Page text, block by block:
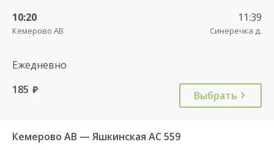
10:20
Кемерово АВ
11:39
Синеречка д.
Ежедневно
185 руб. Выбрать
Кемерово АВ — Яшкинская АС 559